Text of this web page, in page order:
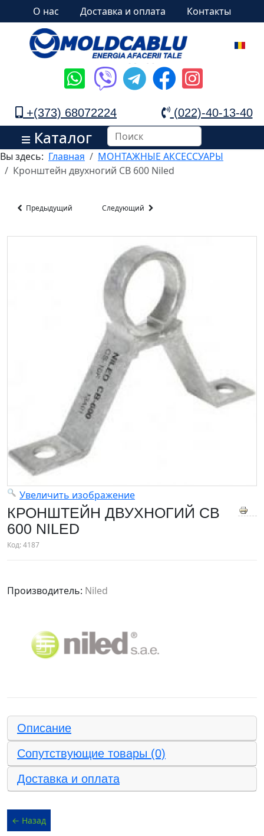
О нас Доставка и оплата Контакты
+(373) 68072224 (022)-40-13-40
Каталог
Вы здесь: Главная
МОНТАЖНЫЕ АКСЕССУАРЫ
Кронштейн двухногий СВ 600 Niled
Предыдущий Следующий
Увеличить изображение
КРОНШТЕЙН ДВУХНОГИЙ СВ
600 NILED
Код:4187
Производитель: Niled
Описание
Сопутствующие товары (0)
Доставка и оплата